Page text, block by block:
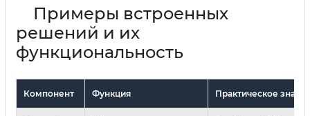
Примеры встроенных
решений и их
функциональность
Компонент Функция Практическое